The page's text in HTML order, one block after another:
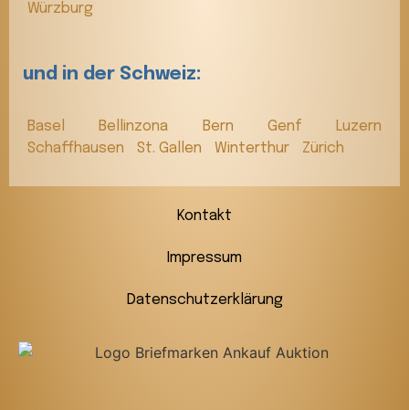
Würzburg
und in der Schweiz:
Basel Bellinzona Bern Genf
Luzern
Schaffhausen
St. Gallen Winterthur Zürich
Kontakt
Impressum
Datenschutzerklärung